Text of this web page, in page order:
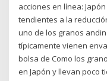
acciones en línea:
tendientes a la
uno de los granos
típicamente vienen
bolsa de Como los
en Japón y llevan poco